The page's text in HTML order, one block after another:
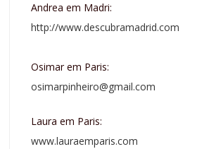
Andrea em Madri:
http://www.descubramadrid.com
Osimar em Paris:
osimarpinheiro@gmail.com
Laura em Paris:
www.lauraemparis.com